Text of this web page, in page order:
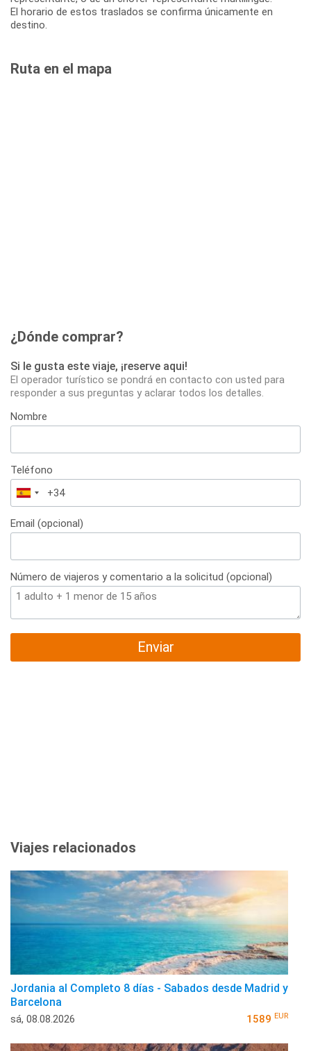
El horario de estos traslados se confirma únicamente en
destino.
Ruta en el mapa
¿Dónde comprar?
Si le gusta este viaje, ¡reserve aqui!
El operador turístico se pondrá en contacto con usted para
responder a sus preguntas y aclarar todos los detalles.
Nombre
Teléfono
España
+34
Email (opcional)
Número de viajeros y comentario a la solicitud (opcional)
Enviar
Viajes relacionados
Jordania al Completo 8 días - Sabados desde Madrid y
Barcelona
sá, 08.08.2026 1589 EUR